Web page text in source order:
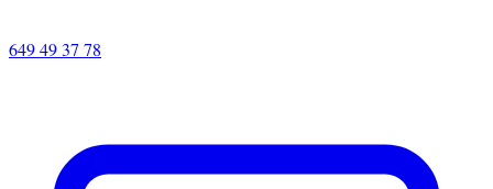
649 49 37 78